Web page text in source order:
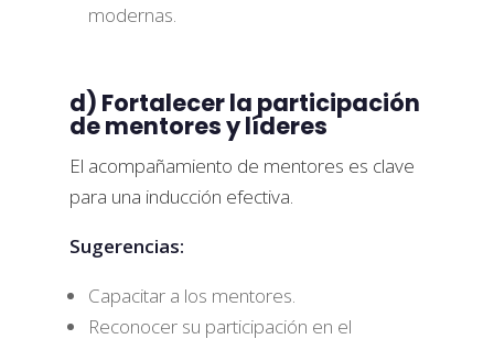
modernas.
d) Fortalecer la participación
de mentores y líderes
El acompañamiento de mentores es clave
para una inducción efectiva.
Sugerencias:
Capacitar a los mentores.
Reconocer su participación en el